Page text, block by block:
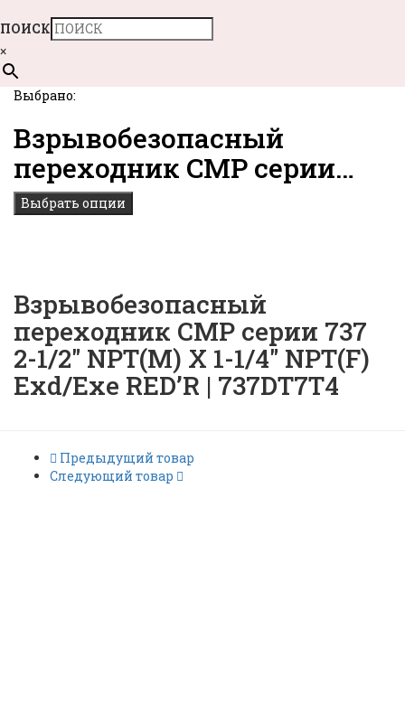
ПОИСК
×
Выбрано:
Взрывобезопасный
переходник CMP серии…
Выбрать опции
Взрывобезопасный
переходник CMP серии 737
2-1/2″ NPT(M) X 1-1/4″ NPT(F)
Exd/Exe RED’R | 737DT7T4
Предыдущий товар
Следующий товар